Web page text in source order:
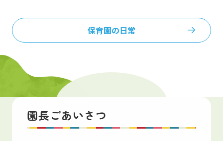
保育園の日常
保育園紹介
Introduction
園長ごあいさつ